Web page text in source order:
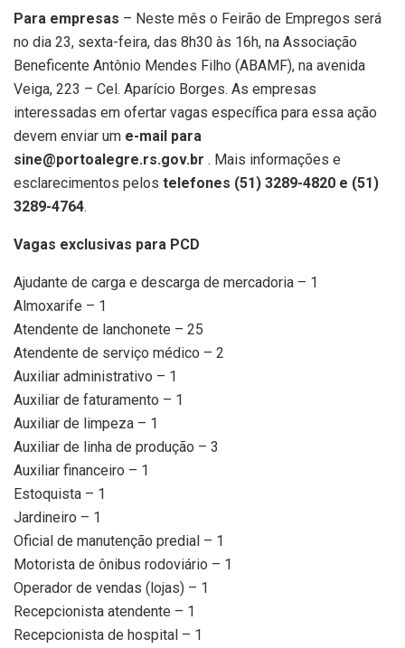
Para empresas – Neste mês o Feirão de Empregos será
no dia 23, sexta-feira, das 8h30 às 16h, na Associação
Beneficente Antônio Mendes Filho (ABAMF), na avenida
Veiga, 223 – Cel. Aparício Borges. As empresas
interessadas em ofertar vagas específica para essa ação
devem enviar um e-mail para
sine@portoalegre.rs.gov.br . Mais informações e
esclarecimentos pelos telefones (51) 3289-4820 e (51)
3289-4764.
Vagas exclusivas para PCD
Ajudante de carga e descarga de mercadoria – 1
Almoxarife – 1
Atendente de lanchonete – 25
Atendente de serviço médico – 2
Auxiliar administrativo – 1
Auxiliar de faturamento – 1
Auxiliar de limpeza – 1
Auxiliar de linha de produção – 3
Auxiliar financeiro – 1
Estoquista – 1
Jardineiro – 1
Oficial de manutenção predial – 1
Motorista de ônibus rodoviário – 1
Operador de vendas (lojas) – 1
Recepcionista atendente – 1
Recepcionista de hospital – 1